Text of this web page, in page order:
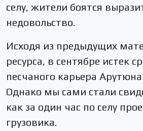
селу, жители боятся
недовольство.
Исходя из предыдущих
ресурса, в сентябре истек
песчаного карьера
Однако мы сами стали
как за один час по селу
грузовика.